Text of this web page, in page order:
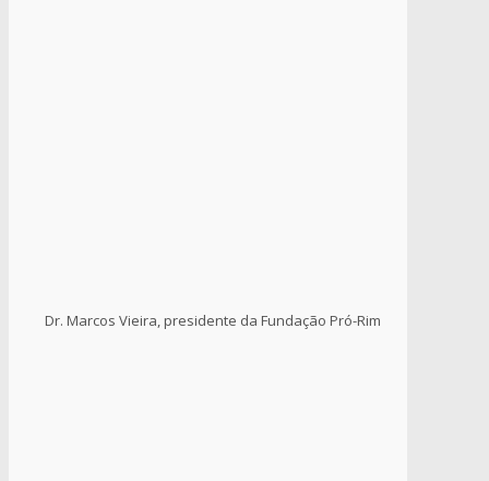
Dr. Marcos Vieira, presidente da Fundação Pró-Rim